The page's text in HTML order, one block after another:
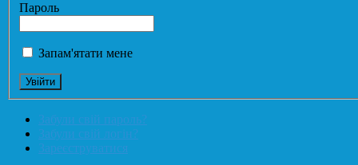
Пароль
Запам'ятати мене
Забули свій пароль?
Забули свій логін?
Зареєструватися